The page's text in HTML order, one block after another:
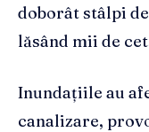
doborât stâlpi
lăsând mii de
Inundațiile au
canalizare,